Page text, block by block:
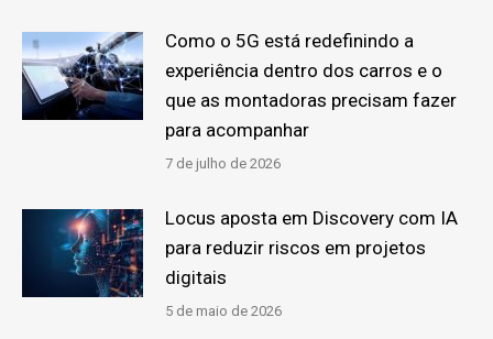
Como o 5G está redefinindo a
experiência dentro dos carros e o
que as montadoras precisam fazer
para acompanhar
7 de julho de 2026
Locus aposta em Discovery com IA
para reduzir riscos em projetos
digitais
5 de maio de 2026